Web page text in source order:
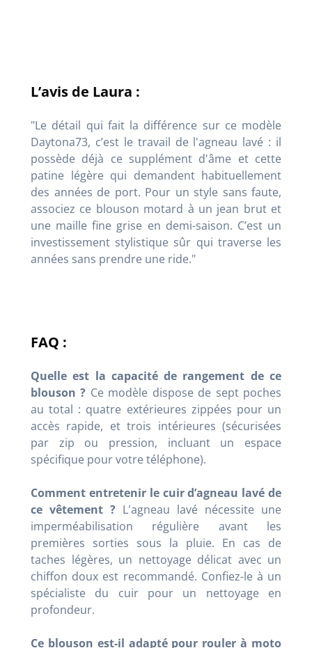
L’avis de Laura :
"Le détail qui fait la différence sur ce modèle
Daytona73, c’est le travail de l'agneau lavé : il
possède déjà ce supplément d'âme et cette
patine légère qui demandent habituellement
des années de port. Pour un style sans faute,
associez ce blouson motard à un jean brut et
une maille fine grise en demi-saison. C’est un
investissement stylistique sûr qui traverse les
années sans prendre une ride."
FAQ :
Quelle est la capacité de rangement de ce
blouson ? Ce modèle dispose de sept poches
au total : quatre extérieures zippées pour un
accès rapide, et trois intérieures (sécurisées
par zip ou pression, incluant un espace
spécifique pour votre téléphone).
Comment entretenir le cuir d’agneau lavé de
ce vêtement ? L'agneau lavé nécessite une
imperméabilisation régulière avant les
premières sorties sous la pluie. En cas de
taches légères, un nettoyage délicat avec un
chiffon doux est recommandé. Confiez-le à un
spécialiste du cuir pour un nettoyage en
profondeur.
Ce blouson est-il adapté pour rouler à moto